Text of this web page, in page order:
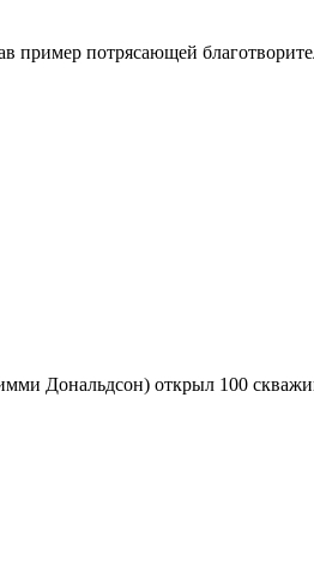
потрясающей
Дональдсон) открыл 100